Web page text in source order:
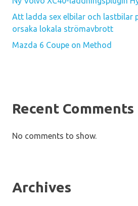
Att ladda sex elbilar och lastbilar
orsaka lokala strömavbrott
Mazda 6 Coupe on Method
Recent Comments
No comments to show.
Archives